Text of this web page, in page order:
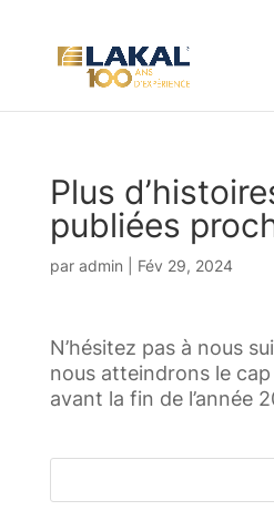
Plus
publiées
par admin Fév 29, 2024
N’hésitez pas à nous
nous atteindrons le
avant la fin de l’année